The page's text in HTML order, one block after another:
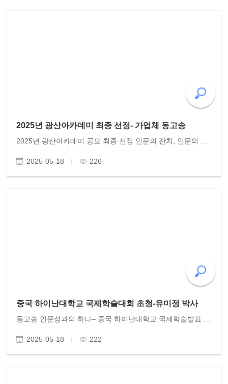
2025년 광산아카데미 최종 선정- 가업체 동고송
2025-05-18 226
중국 하이난대학교 국제학술대회 초청-유미정 박사
2025-05-18 222